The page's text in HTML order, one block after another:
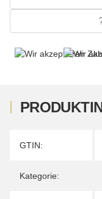
Produkteigenschaft
Wert
GTIN:
Kategorie: